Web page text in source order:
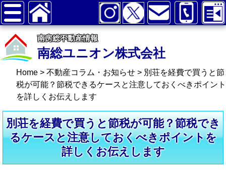
南房総不動産情報
南総ユニオン株式会社
Home > 不動産コラム・お知らせ > 別荘を経費で買うと節
税が可能？節税できるケースと注意しておくべきポイント
を詳しくお伝えします
別荘を経費で買うと節税が可能？節税でき
るケースと注意しておくべきポイントを
詳しくお伝えします